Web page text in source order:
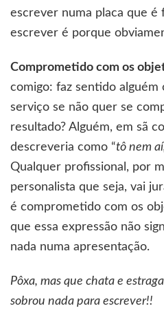
escrever numa placa que é
escrever é porque
Comprometido com os
comigo: faz sentido
serviço se não quer se
resultado? Alguém, em sã
descreveria como “tô nem
Qualquer profissional, por
personalista que seja, vai
é comprometido com os
que essa expressão não
nada numa apresentação.
Pôxa, mas que chata e
sobrou nada para escrever!!